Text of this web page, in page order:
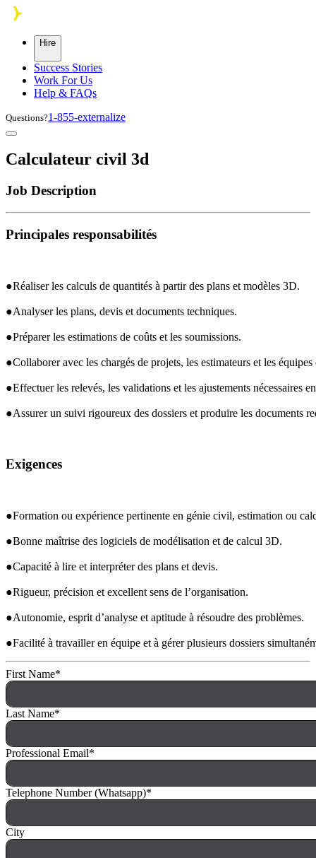
Skip to main content
Hire
Success Stories
Work For Us
Help & FAQs
Questions?1-855-externalize
Calculateur civil 3d
Job Description
Principales responsabilités
●Réaliser les calculs de quantités à partir des plans et modèles 3D.
●Analyser les plans, devis et documents techniques.
●Préparer les estimations de coûts et les soumissions.
●Collaborer avec les chargés de projets, les estimateurs et les équipes
●Effectuer les relevés, les validations et les ajustements nécessaires
●Assurer un suivi rigoureux des dossiers et produire les documents
Exigences
●Formation ou expérience pertinente en génie civil, estimation ou
●Bonne maîtrise des logiciels de modélisation et de calcul 3D.
●Capacité à lire et interpréter des plans et devis.
●Rigueur, précision et excellent sens de l’organisation.
●Autonomie, esprit d’analyse et aptitude à résoudre des problèmes.
●Facilité à travailler en équipe et à gérer plusieurs dossiers
First Name*
Last Name*
Professional Email*
Telephone Number (Whatsapp)*
City